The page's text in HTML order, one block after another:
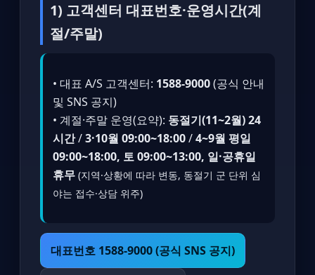
1) 고객센터 대표번호·운영시간(계
절/주말)
• 대표 A/S 고객센터: 1588-9000(공식 안내
및 SNS 공지)
• 계절·주말 운영(요약): 동절기(11~2월) 24
시간/3·10월 09:00~18:00/4~9월 평일
09:00~18:00, 토 09:00~13:00, 일·공휴일
휴무 (지역·상황에 따라 변동, 동절기 군 단위 심
야는 접수·상담 위주)
대표번호 1588-9000 (공식 SNS 공지)